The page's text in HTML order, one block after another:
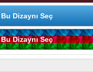
Bu Dizaynı Seç
Bu Dizaynı Seç